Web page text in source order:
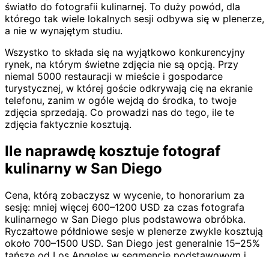
światło do fotografii kulinarnej. To duży powód, dla
którego tak wiele lokalnych sesji odbywa się w plenerze,
a nie w wynajętym studiu.
Wszystko to składa się na wyjątkowo konkurencyjny
rynek, na którym świetne zdjęcia nie są opcją. Przy
niemal 5000 restauracji w mieście i gospodarce
turystycznej, w której goście odkrywają cię na ekranie
telefonu, zanim w ogóle wejdą do środka, to twoje
zdjęcia sprzedają. Co prowadzi nas do tego, ile te
zdjęcia faktycznie kosztują.
Ile naprawdę kosztuje fotograf
kulinarny w San Diego
Cena, którą zobaczysz w wycenie, to honorarium za
sesję: mniej więcej 600–1200 USD za czas fotografa
kulinarnego w San Diego plus podstawowa obróbka.
Ryczałtowe półdniowe sesje w plenerze zwykle kosztują
około 700–1500 USD. San Diego jest generalnie 15–25%